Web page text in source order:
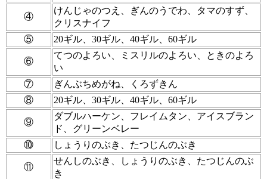
④
けんじゃのつえ、ぎんのうでわ、タマのすず、
クリスナイフ
⑤
20ギル、30ギル、40ギル、60ギル
⑥
てつのよろい、ミスリルのよろい、ときのよろ
い
⑦
ぎんぶちめがね、くろずきん
⑧
20ギル、30ギル、40ギル、60ギル
⑨
ダブルハーケン、フレイムタン、アイスブラン
ド、グリーンベレー
⑩
しょうりのぶき、たつじんのぶき
⑪
せんしのぶき、しょうりのぶき、たつじんのぶ
き